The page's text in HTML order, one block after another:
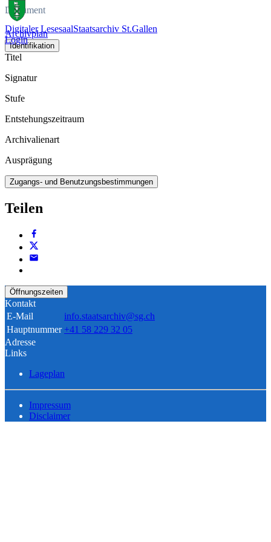
Digitaler LesesaalStaatsarchiv St.Gallen
Login
Dokument
Archivplan
Identifikation
Titel
Signatur
Stufe
Entstehungszeitraum
Archivalienart
Ausprägung
Zugangs- und Benutzungsbestimmungen
Teilen
Öffnungszeiten
Kontakt
E-Mail
info.staatsarchiv@sg.ch
Hauptnummer +41 58 229 32 05
Adresse
Links
Lageplan
Impressum
Disclaimer